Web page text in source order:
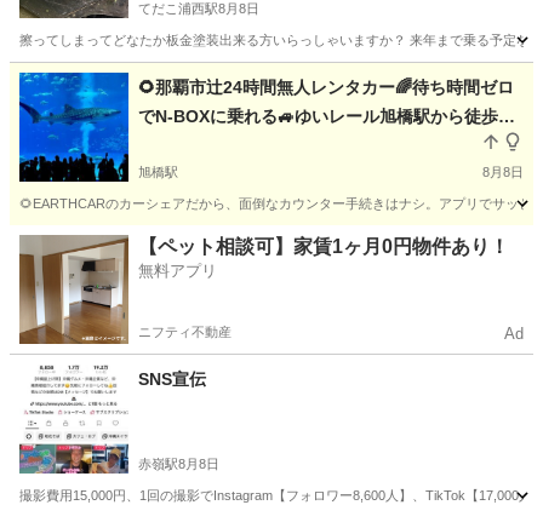
てだこ浦西駅8月8日
擦ってしまってどなたか板金塗装出来る方いらっしゃいますか？ 来年まで乗る予定な
沖縄 宜野湾市 てだこ浦西駅 その他 板金
🌻那覇市辻24時間無人レンタカー🌈待ち時間ゼロ
でN-BOXに乗れる🚙ゆいレール旭橋駅から徒歩13
分🚝波の上ビーチ至近🌊ホンダN-BOXのカーシェ
ア、レンタカー🎵
旭橋駅 8月8日
🌻EARTHCARのカーシェアだから、面倒なカウンター手続きはナシ。アプリでサッ
那覇市 旭橋駅 その他 天井
【ペット相談可】家賃1ヶ月0円物件あり！
無料アプリ
ニフティ不動産 Ad
SNS宣伝
赤嶺駅8月8日
撮影費用15,000円、1回の撮影でInstagram【フォロワー8,600人】、TikTok【17,000